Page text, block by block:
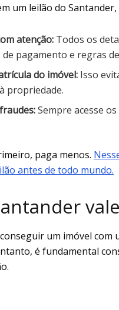
um leilão do
atenção: Todos os
pagamento e regras
do imóvel: Isso
propriedade.
Sempre acesse
paga menos.
antes de todo mundo.
um imóvel
é fundamental